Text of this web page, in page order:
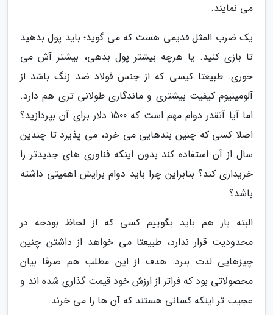
می نمایند.
یک ضرب المثل قدیمی هست که می گوید؛ باید پول بدهید
تا بازی کنید. یا هرچه بیشتر پول بدهی، بیشتر آش می
خوری. طبیعتا کیسی که از جنس فولاد ضد زنگ باشد از
آلومینیوم کیفیت بیشتری و ماندگاری طولانی تری هم دارد.
اما آیا آنقدر دوام مهم است که 1500 دلار برای آن بپردازید؟
اصلا کسی که چنین بندهایی می خرد، می پذیرد تا چندین
سال از آن استفاده کند بدون اینکه فناوری های جدیدتر را
خریداری کند؟ بنابراین چرا باید دوام برایش اهمیتی داشته
باشد؟
البته باز هم باید بگوییم کسی که از لحاظ بودجه در
محدودیت قرار ندارد، طبیعتا می خواهد از داشتن چنین
چیزهایی لذت ببرد. هدف از این مطلب هم صرفا بیان
محصولاتی بود که فراتر از ارزش خود قیمت گذاری شده اند و
عجیب تر اینکه کسانی هستند که آن ها را می خرند.